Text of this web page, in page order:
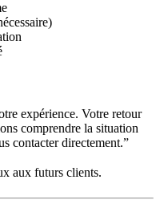
expérience. Votre retour
comprendre la situation
contacter directement.”
aux futurs clients.